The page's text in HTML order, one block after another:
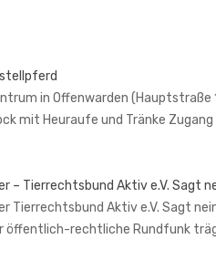
in Offenwarden
mit Heuraufe und Tränke
– Tierrechtsbund Aktiv e.V. Sagt
Tierrechtsbund Aktiv e.V. Sagt
öffentlich-rechtliche Rundfunk